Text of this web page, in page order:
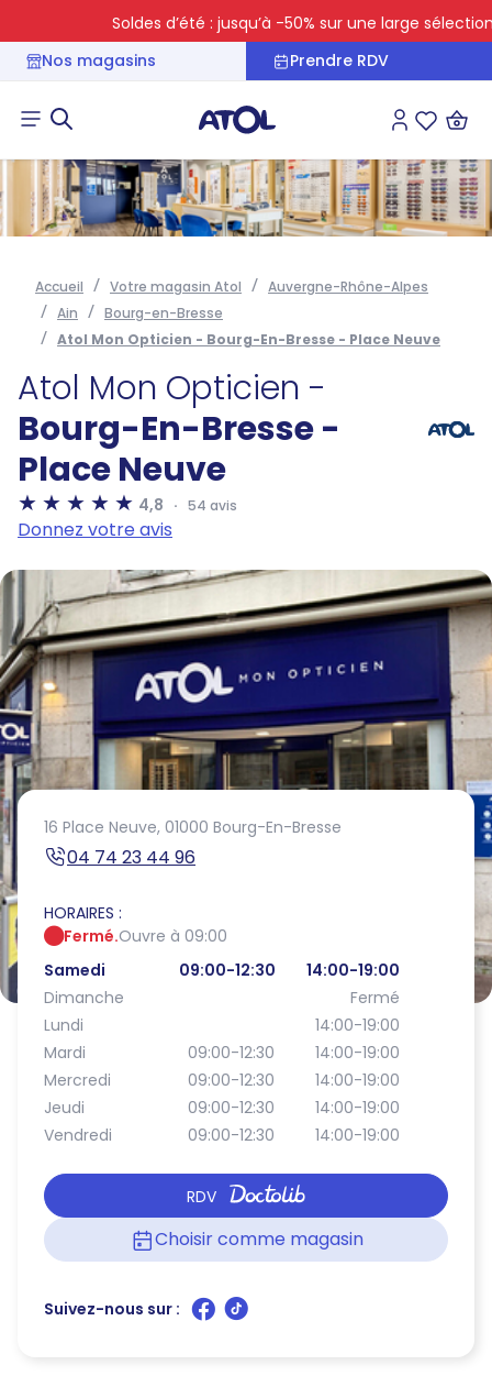
Soldes d’été : jusqu’à -50% sur une large sélection
Nos magasins
Prendre RDV
Connexion
Accueil Votre magasin Atol
Auvergne-Rhône-Alpes
Ain
Bourg-en-Bresse
Atol Mon Opticien - Bourg-En-Bresse - Place Neuve
Atol Mon Opticien -
Bourg-En-Bresse -
Place Neuve
4,8 54 avis
Donnez votre avis
16 Place Neuve, 01000 Bourg-En-Bresse
04 74 23 44 96
HORAIRES :
Fermé.Ouvre à 09:00
Samedi
09:00-12:30
14:00-19:00
Dimanche
Fermé
Lundi
14:00-19:00
Mardi
09:00-12:30
14:00-19:00
Mercredi
09:00-12:30
14:00-19:00
Jeudi
09:00-12:30
14:00-19:00
Vendredi
09:00-12:30 14:00-19:00
RDV
Choisir comme magasin
Suivez-nous sur :